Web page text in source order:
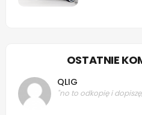
OSTATNIE
QLIG
"no to odkopię i